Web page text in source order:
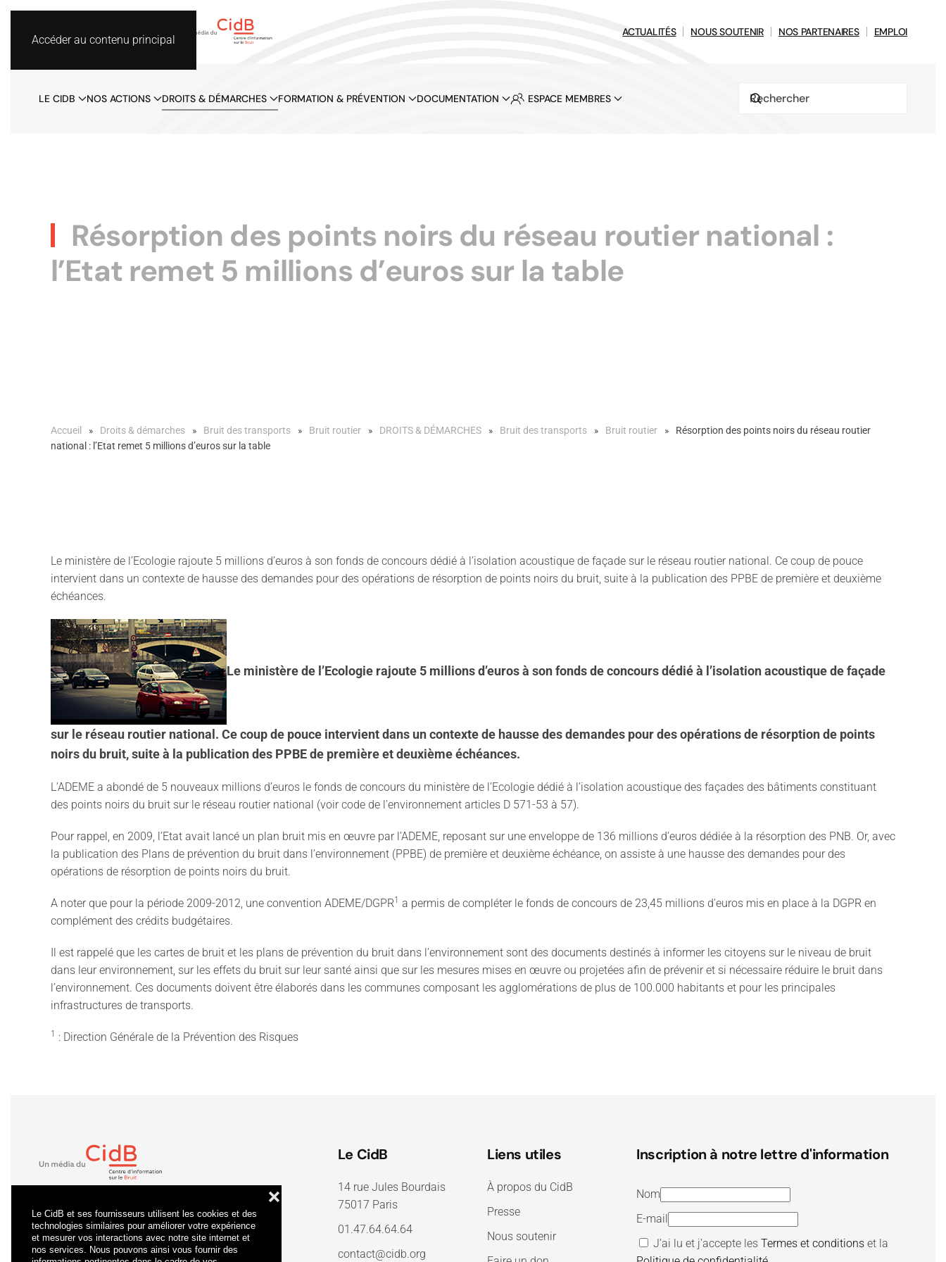
Le CidB et ses fournisseurs utilisent les cookies et des
technologies similaires pour améliorer votre expérience
et mesurer vos interactions avec notre site internet et
nos services. Nous pouvons ainsi vous fournir des
❌
Accéder au contenu principal
ACTUALITÉS NOUS SOUTENIR NOS PARTENAIRES EMPLOI
LE CIDB NOS ACTIONS DROITS & DÉMARCHES FORMATION & PRÉVENTION DOCUMENTATION ESPACE MEMBRES
Résorption des points noirs du réseau routier national :
l’Etat remet 5 millions d’euros sur la table
Accueil Droits & démarches Bruit des transports Bruit routier DROITS & DÉMARCHES Bruit des transports Bruit routier
Résorption des points noirs du réseau routier
national : l’Etat remet 5 millions d’euros sur la table
Le ministère de l’Ecologie rajoute 5 millions d’euros à son fonds de concours dédié à l’isolation acoustique de façade sur le réseau routier national. Ce coup de pouce
intervient dans un contexte de hausse des demandes pour des opérations de résorption de points noirs du bruit, suite à la publication des PPBE de première et deuxième
échéances.
Le ministère de l’Ecologie rajoute 5 millions d’euros à son fonds de concours dédié à l’isolation acoustique de façade
sur le réseau routier national. Ce coup de pouce intervient dans un contexte de hausse des demandes pour des opérations de résorption de points
noirs du bruit, suite à la publication des PPBE de première et deuxième échéances.
L’ADEME a abondé de 5 nouveaux millions d’euros le fonds de concours du ministère de l’Ecologie dédié à l’isolation acoustique des façades des bâtiments constituant
des points noirs du bruit sur le réseau routier national (voir code de l’environnement articles D 571-53 à 57).
Pour rappel, en 2009, l’Etat avait lancé un plan bruit mis en œuvre par l’ADEME, reposant sur une enveloppe de 136 millions d’euros dédiée à la résorption des PNB. Or, avec
la publication des Plans de prévention du bruit dans l’environnement (PPBE) de première et deuxième échéance, on assiste à une hausse des demandes pour des
opérations de résorption de points noirs du bruit.
A noter que pour la période 2009-2012, une convention ADEME/DGPR1 a permis de compléter le fonds de concours de 23,45 millions d’euros mis en place à la DGPR en
complément des crédits budgétaires.
Il est rappelé que les cartes de bruit et les plans de prévention du bruit dans l’environnement sont des documents destinés à informer les citoyens sur le niveau de bruit
dans leur environnement, sur les effets du bruit sur leur santé ainsi que sur les mesures mises en œuvre ou projetées afin de prévenir et si nécessaire réduire le bruit dans
l’environnement. Ces documents doivent être élaborés dans les communes composant les agglomérations de plus de 100.000 habitants et pour les principales
infrastructures de transports.
1 : Direction Générale de la Prévention des Risques
Le CidB
14 rue Jules Bourdais
75017 Paris
01.47.64.64.64
contact@cidb.org
Liens utiles
À propos du CidB
Presse
Nous soutenir
Inscription à notre lettre d'information
Nom
E-mail
J’ai lu et j’accepte lesTermes et conditions et la